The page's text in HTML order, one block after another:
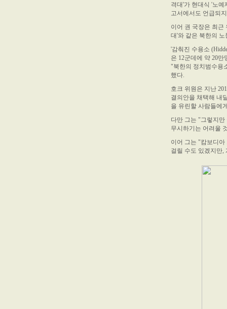
격대'가 현대식 '노
고서에서도 언급되
이어 권 국장은 최근
대'와 같은 북한의
'감춰진 수용소
은 12군데에 약 20
"북한의 정치범수용
했다.
호크 위원은 지난
결의안을 채택해 내
을 유린할 사람들에
다만 그는 "그렇지
무시하기는 어려울
이어 그는 "캄보디
걸릴 수도 있겠지만,